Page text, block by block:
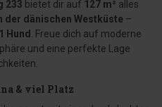
233 bietet dir auf 127 m² alles
der dänischen Westküste –
1 Hund
. Freue dich auf moderne
und eine perfekte Lage
& viel Platz